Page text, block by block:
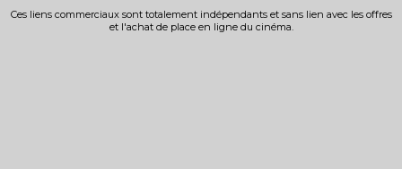
Ces liens commerciaux sont totalement indépendants et sans lien avec les offres
et l'achat de place en ligne du cinéma.